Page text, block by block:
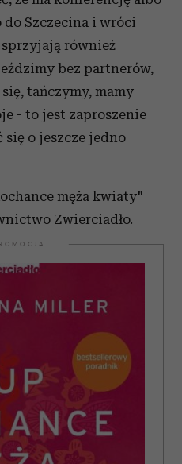
do Szczecina i wróci
również
bez partnerów,
tańczymy, mamy
- to jest zaproszenie
się o jeszcze jedno
męża kwiaty"
Zwierciadło.